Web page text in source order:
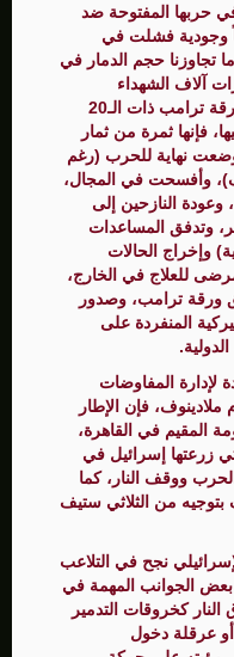
حربها المفتوحة ضد
وجودية فشلت في
تجاوزنا حجم الدمار في
آلاف الشهداء
والجرحى المصابين)، وبالتالي فإن ورقة ترامب ذات الـ20
فإنها ثمرة من ثمار
نهاية للحرب (رغم
وأفسحت في المجال،
وعودة النازحين إلى
وتدفق المساعدات
وإخراج الحالات
للعلاج في الخارج،
ورقة ترامب، وصدور
الأميركية المنفردة على
لإدارة المفاوضات
فإن الإطار
المقيم في القاهرة،
زرعتها إسرائيل في
ووقف النار، كما
من الثلاثي ستيف
نجح في التلاعب
الجوانب المهمة في
النار كخروقات التدمير
أو عرقلة دخول